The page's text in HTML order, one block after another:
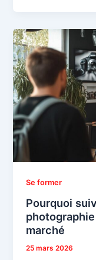
Se former
Pourquoi
marché
25 mars 2026